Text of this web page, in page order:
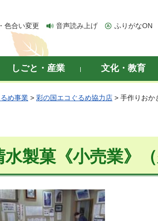
色合い変更 音声読み上げ ふりがなON
しごと・産業 文化・教育
め事業 > 彩の国エコぐるめ協力店 > 手作りおか
製菓《小売業》